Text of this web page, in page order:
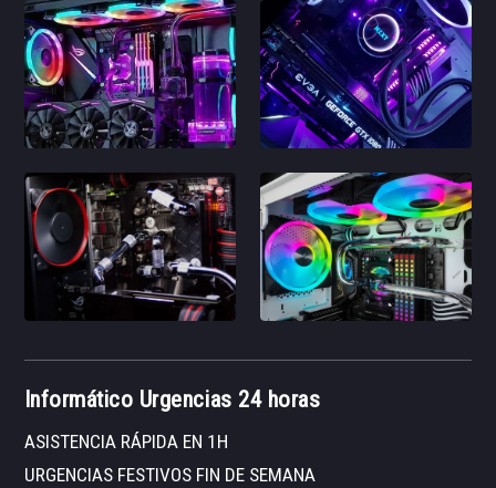
Informático Urgencias 24 horas
ASISTENCIA RÁPIDA EN 1H
URGENCIAS FESTIVOS FIN DE SEMANA